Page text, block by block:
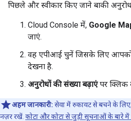
पिछले और स्वीकार किए जाने बाकी
Cloud Console में, Google
जाएं.
वह एपीआई चुनें जिसके लिए आपको
देखना है.
अनुरोधों की संख्या बढ़ाएंपर क्लिक
अहम जानकारी: सेवा में रुकावट से बचने के
नज़र रखें. कोटा और कोटा से जुड़ी सूचनाओं के बारे में